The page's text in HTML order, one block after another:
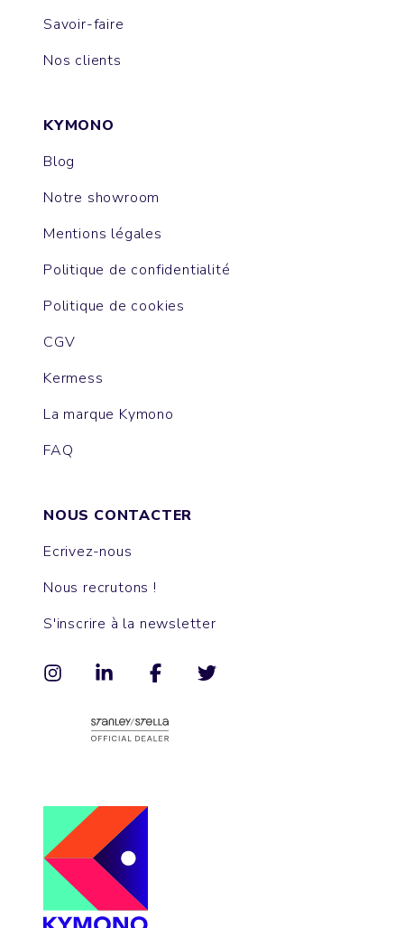
Savoir-faire
Nos clients
KYMONO
Blog
Notre showroom
Mentions légales
Politique de confidentialité
Politique de cookies
CGV
Kermess
La marque Kymono
FAQ
NOUS CONTACTER
Ecrivez-nous
Nous recrutons !
S'inscrire à la newsletter